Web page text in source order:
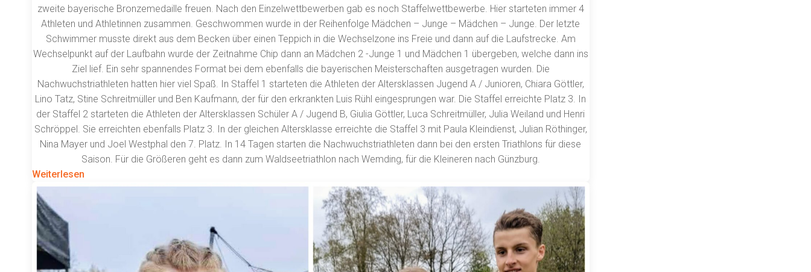
zweite bayerische Bronzemedaille freuen. Nach den Einzelwettbewerben gab es noch Staffelwettbewerbe. Hier starteten immer 4
Athleten und Athletinnen zusammen. Geschwommen wurde in der Reihenfolge Mädchen – Junge – Mädchen – Junge. Der letzte
Schwimmer musste direkt aus dem Becken über einen Teppich in die Wechselzone ins Freie und dann auf die Laufstrecke. Am
Wechselpunkt auf der Laufbahn wurde der Zeitnahme Chip dann an Mädchen 2 -Junge 1 und Mädchen 1 übergeben, welche dann ins
Ziel lief. Ein sehr spannendes Format bei dem ebenfalls die bayerischen Meisterschaften ausgetragen wurden. Die
Nachwuchstriathleten hatten hier viel Spaß. In Staffel 1 starteten die Athleten der Altersklassen Jugend A / Junioren, Chiara Göttler,
Lino Tatz, Stine Schreitmüller und Ben Kaufmann, der für den erkrankten Luis Rühl eingesprungen war. Die Staffel erreichte Platz 3. In
der Staffel 2 starteten die Athleten der Altersklassen Schüler A / Jugend B, Giulia Göttler, Luca Schreitmüller, Julia Weiland und Henri
Schröppel. Sie erreichten ebenfalls Platz 3. In der gleichen Altersklasse erreichte die Staffel 3 mit Paula Kleindienst, Julian Röthinger,
Nina Mayer und Joel Westphal den 7. Platz. In 14 Tagen starten die Nachwuchstriathleten dann bei den ersten Triathlons für diese
Saison. Für die Größeren geht es dann zum Waldseetriathlon nach Wemding, für die Kleineren nach Günzburg.
Weiterlesen